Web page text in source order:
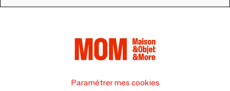
Paramétrer mes cookies